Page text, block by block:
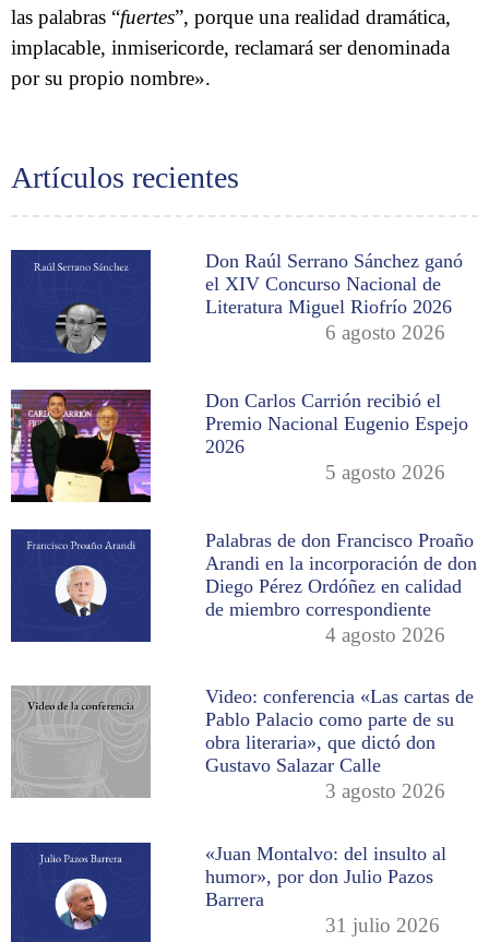
Artículos recientes
Don Raúl Serrano Sánchez ganó
el XIV Concurso Nacional de
Literatura Miguel Riofrío 2026
6 agosto 2026
Don Carlos Carrión recibió el
Premio Nacional Eugenio Espejo
2026
5 agosto 2026
Palabras de don Francisco Proaño
Arandi en la incorporación de don
Diego Pérez Ordóñez en calidad
de miembro correspondiente
4 agosto 2026
Video: conferencia «Las cartas de
Pablo Palacio como parte de su
obra literaria», que dictó don
Gustavo Salazar Calle
3 agosto 2026
«Juan Montalvo: del insulto al
humor», por don Julio Pazos
Barrera
31 julio 2026
las palabras “fuertes”, porque una realidad dramática,
implacable, inmisericorde, reclamará ser denominada
por su propio nombre».